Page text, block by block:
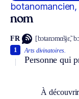
nom
FR [bɔtanɔmɑ̃sjɛ̃,
Arts divinatoires.
Personne qui
1
À découvrir